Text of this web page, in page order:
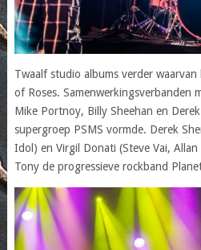
Twaalf studio albums verder
of Roses. Samenwerkingsverbanden
Mike Portnoy, Billy Sheehan en
supergroep PSMS vormde. Derek
Idol) en Virgil Donati (Steve Vai,
Tony de progressieve rockband